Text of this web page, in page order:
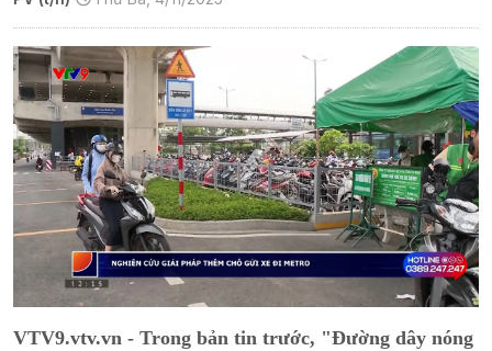
VTV9.vtv.vn - Trong bản tin trước, "Đường dây nóng